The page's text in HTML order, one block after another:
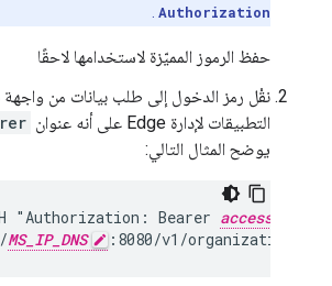
Authorization
حفظ الرموز المميّزة لاستخدامها لاحقًا
نقْل رمز الدخول إلى طلب بيانات من
التطبيقات لإدارة Edge على أنه عنوان
يوضح المثال التالي:
"Authorization: Bearer access_token
MS_IP_DNS :8080/v1/organizations/